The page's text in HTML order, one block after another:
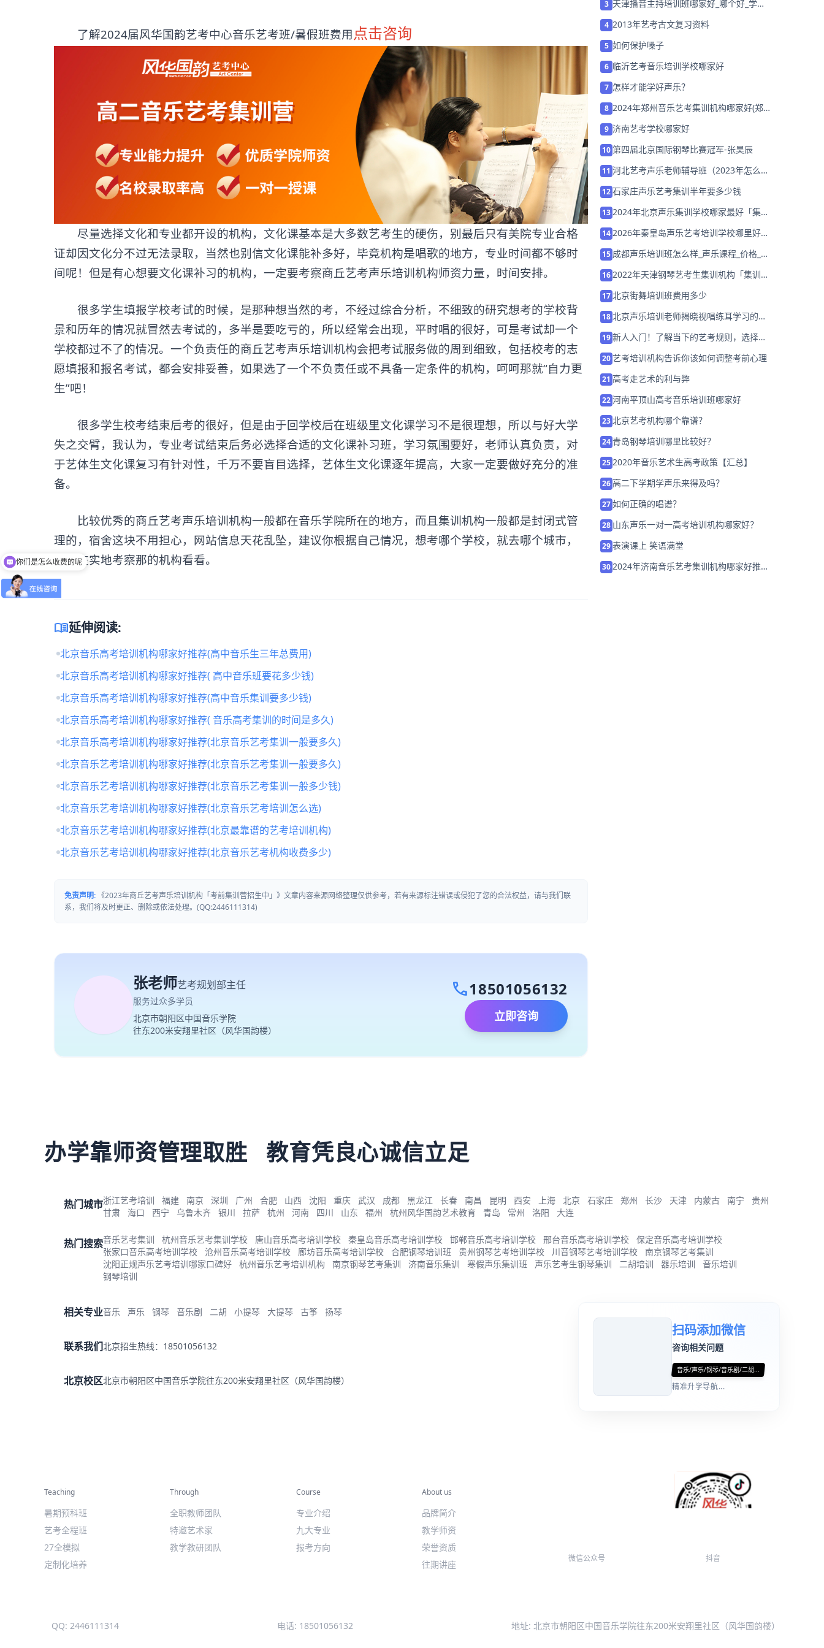
了解2024届风华国韵艺考中心音乐艺考班/暑假班费用点击咨询
尽量选择文化和专业都开设的机构，文化课基本是大多数艺考生的硬伤，别最后只有美院专业合格
证却因文化分不过无法录取，当然也别信文化课能补多好，毕竟机构是唱歌的地方，专业时间都不够时
间呢！但是有心想要文化课补习的机构，一定要考察商丘艺考声乐培训机构师资力量，时间安排。
很多学生填报学校考试的时候，是那种想当然的考，不经过综合分析，不细致的研究想考的学校背
景和历年的情况就冒然去考试的，多半是要吃亏的，所以经常会出现，平时唱的很好，可是考试却一个
学校都过不了的情况。一个负责任的商丘艺考声乐培训机构会把考试服务做的周到细致，包括校考的志
愿填报和报名考试，都会安排妥善，如果选了一个不负责任或不具备一定条件的机构，呵呵那就“自力更
生”吧！
很多学生校考结束后考的很好，但是由于回学校后在班级里文化课学习不是很理想，所以与好大学
失之交臂，我认为，专业考试结束后务必选择合适的文化课补习班，学习氛围要好，老师认真负责，对
于艺体生文化课复习有针对性，千万不要盲目选择，艺体生文化课逐年提高，大家一定要做好充分的准
备。
比较优秀的商丘艺考声乐培训机构一般都在音乐学院所在的地方，而且集训机构一般都是封闭式管
理的，宿舍这块不用担心，网站信息天花乱坠，建议你根据自己情况，想考哪个学校，就去哪个城市，
然后在实地考察那的机构看看。
menu_book延伸阅读:
北京音乐高考培训机构哪家好推荐(高中音乐生三年总费用)
北京音乐高考培训机构哪家好推荐( 高中音乐班要花多少钱)
北京音乐高考培训机构哪家好推荐(高中音乐集训要多少钱)
北京音乐高考培训机构哪家好推荐( 音乐高考集训的时间是多久)
北京音乐高考培训机构哪家好推荐(北京音乐艺考集训一般要多久)
北京音乐艺考培训机构哪家好推荐(北京音乐艺考集训一般要多久)
北京音乐艺考培训机构哪家好推荐(北京音乐艺考集训一般多少钱)
北京音乐艺考培训机构哪家好推荐(北京音乐艺考培训怎么选)
北京音乐艺考培训机构哪家好推荐(北京最靠谱的艺考培训机构)
北京音乐艺考培训机构哪家好推荐(北京音乐艺考机构收费多少)
免责声明: 《2023年商丘艺考声乐培训机构「考前集训营招生中」》文章内容来源网络整理仅供参考，若有来源标注错误或侵犯了您的合法权益，请与我们联
系，我们将及时更正、删除或依法处理。(QQ:2446111314)
张老师艺考规划部主任
服务过众多学员
北京市朝阳区中国音乐学院
往东200米安翔里社区（风华国韵楼）
call18501056132
立即咨询
3 天津播音主持培训班哪家好_哪个好_学费
4 2013年艺考古文复习资料
5 如何保护嗓子
6 临沂艺考音乐培训学校哪家好
7 怎样才能学好声乐？
8 2024年郑州音乐艺考集训机构哪家好(郑
9 济南艺考学校哪家好
10 第四届北京国际钢琴比赛冠军-张昊辰
11 河北艺考声乐老师辅导班（2023年怎么选
12石家庄声乐艺考集训半年要多少钱
132024年北京声乐集训学校哪家最好「集训
142026年秦皇岛声乐艺考培训学校哪里好
15 成都声乐培训班怎么样_声乐课程_价格_报
162022年天津钢琴艺考生集训机构「集训营
17北京街舞培训班费用多少
18北京声乐培训老师揭晓视唱练耳学习的内
19新人入门！了解当下的艺考规则，选择适
20艺考培训机构告诉你该如何调整考前心理
21 高考走艺术的利与弊
22河南平顶山高考音乐培训班哪家好
23北京艺考机构哪个靠谱？
24青岛钢琴培训哪里比较好？
252020年音乐艺术生高考政策【汇总】
26高二下学期学声乐来得及吗？
27如何正确的唱谱？
28 山东声乐一对一高考培训机构哪家好？
29表演课上 笑语满堂
302024年济南音乐艺考集训机构哪家好推荐
办学靠师资管理取胜 教育凭良心诚信立足
热门城市浙江艺考培训 福建 南京 深圳 广州 合肥 山西 沈阳 重庆 武汉 成都 黑龙江 长春 南昌 昆明 西安 上海 北京 石家庄 郑州 长沙 天津 内蒙古 南宁
贵州
甘肃
海口 西宁 乌鲁木齐 银川 拉萨 杭州 河南 四川 山东 福州 杭州风华国韵艺术教育 青岛 常州 洛阳 大连
热门搜索音乐艺考集训 杭州音乐艺考集训学校 唐山音乐高考培训学校 秦皇岛音乐高考培训学校 邯郸音乐高考培训学校 邢台音乐高考培训学校
保定音乐高考培训学校
张家口音乐高考培训学校
沧州音乐高考培训学校 廊坊音乐高考培训学校 合肥钢琴培训班 贵州钢琴艺考培训学校 川音钢琴艺考培训学校
南京钢琴艺考集训
沈阳正规声乐艺考培训哪家口碑好
杭州音乐艺考培训机构 南京钢琴艺考集训 济南音乐集训 寒假声乐集训班 声乐艺考生钢琴集训 二胡培训 器乐培训
音乐培训
钢琴培训
相关专业音乐 声乐 钢琴 音乐剧 二胡 小提琴 大提琴 古筝 扬琴
联系我们北京招生热线：18501056132
北京校区北京市朝阳区中国音乐学院往东200米安翔里社区（风华国韵楼）
扫码添加微信
咨询相关问题
音乐/声乐/钢琴/音乐剧/二胡...
精准升学导航...
Teaching
暑期预科班
艺考全程班
27全模拟
定制化培养
Through
全职教师团队
特邀艺术家
教学教研团队
Course
专业介绍
九大专业
报考方向
About us
品牌简介
教学师资
荣誉资质
往期讲座
微信公众号 抖音
QQ: 2446111314 电话: 18501056132 地址: 北京市朝阳区中国音乐学院往东200米安翔里社区（风华国韵楼）
你们是怎么收费的呢